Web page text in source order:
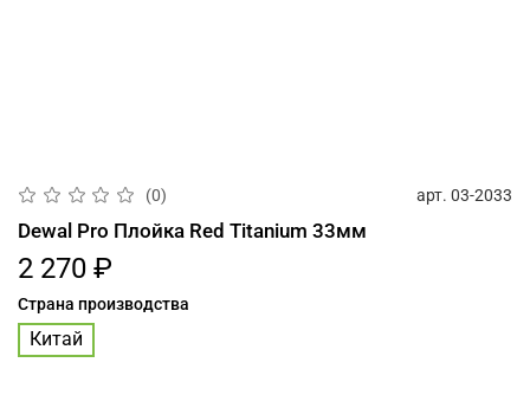
(0) арт. 03-2033
Dewal Pro Плойка Red Titanium 33мм
2 270 ₽
Страна производства
Китай